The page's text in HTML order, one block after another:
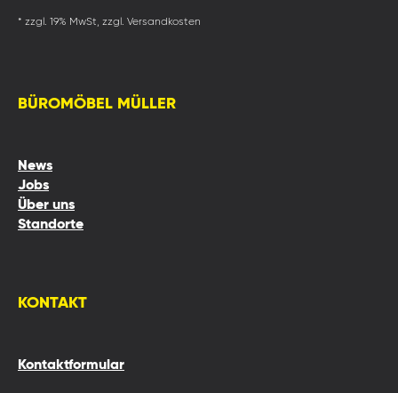
* zzgl. 19% MwSt, zzgl. Versandkosten
BÜROMÖBEL MÜLLER
News
Jobs
Über uns
Standorte
KONTAKT
Kontaktformular